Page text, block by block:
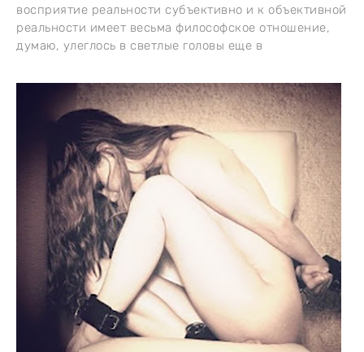
восприятие реальности субъективно и к объективной
реальности имеет весьма философское отношение,
думаю, улеглось в светлые головы еще в